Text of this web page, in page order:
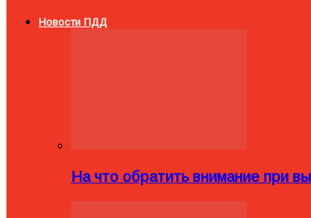
Новости ПДД
На что обратить внимание при